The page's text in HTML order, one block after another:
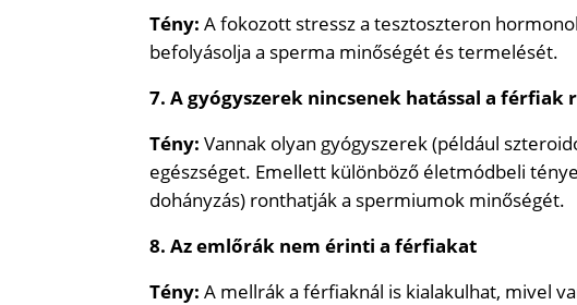
Tény: A fokozott stressz a tesztoszteron
befolyásolja a sperma minőségét és termelését.
7. A gyógyszerek nincsenek hatással a férfiak
Tény: Vannak olyan gyógyszerek (például
egészséget. Emellett különböző életmódbeli
dohányzás) ronthatják a spermiumok minőségét.
8. Az emlőrák nem érinti a férfiakat
Tény: A mellrák a férfiaknál is kialakulhat, mivel